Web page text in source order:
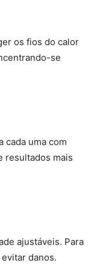
os fios do calor
se
cada uma com
resultados mais
ajustáveis. Para
danos.